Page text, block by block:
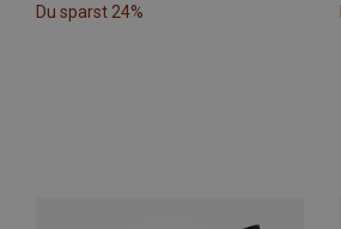
Du sparst 24%